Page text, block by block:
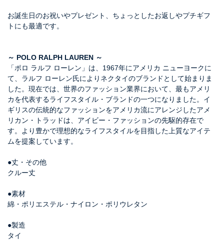
お誕生日のお祝いやプレゼント、ちょっとしたお返しやプチギフ
トにも最適です。
～ POLO RALPH LAUREN ～
「ポロ ラルフ ローレン」は、1967年にアメリカ ニューヨークに
て、ラルフ ローレン氏によりネクタイのブランドとして始まりま
した。現在では、世界のファッション業界において、最もアメリ
カを代表するライフスタイル・ブランドの一つになりました。イ
ギリスの伝統的なファッションをアメリカ流にアレンジしたアメ
リカン・トラッドは、アイビー・ファッションの先駆的存在で
す。より豊かで理想的なライフスタイルを目指した上質なアイテ
ムを提案しています。
●丈・その他
クルー丈
●素材
綿・ポリエステル・ナイロン・ポリウレタン
●製造
タイ